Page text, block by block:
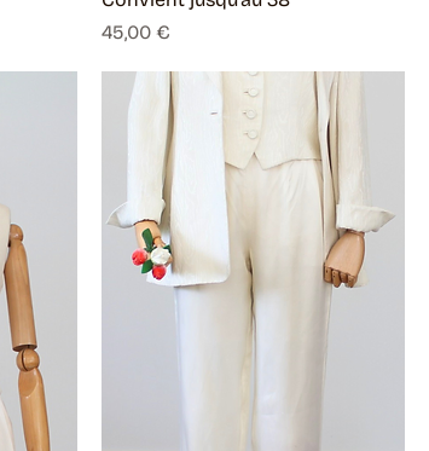
Prix
45,00 €